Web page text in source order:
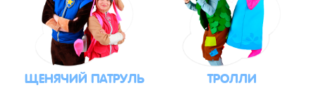
ЩЕНЯЧИЙ ПАТРУЛЬ ТРОЛЛИ